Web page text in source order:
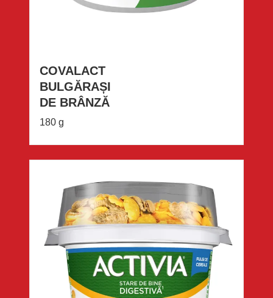
COVALACT
BULGĂRAȘI
DE BRÂNZĂ
180 g